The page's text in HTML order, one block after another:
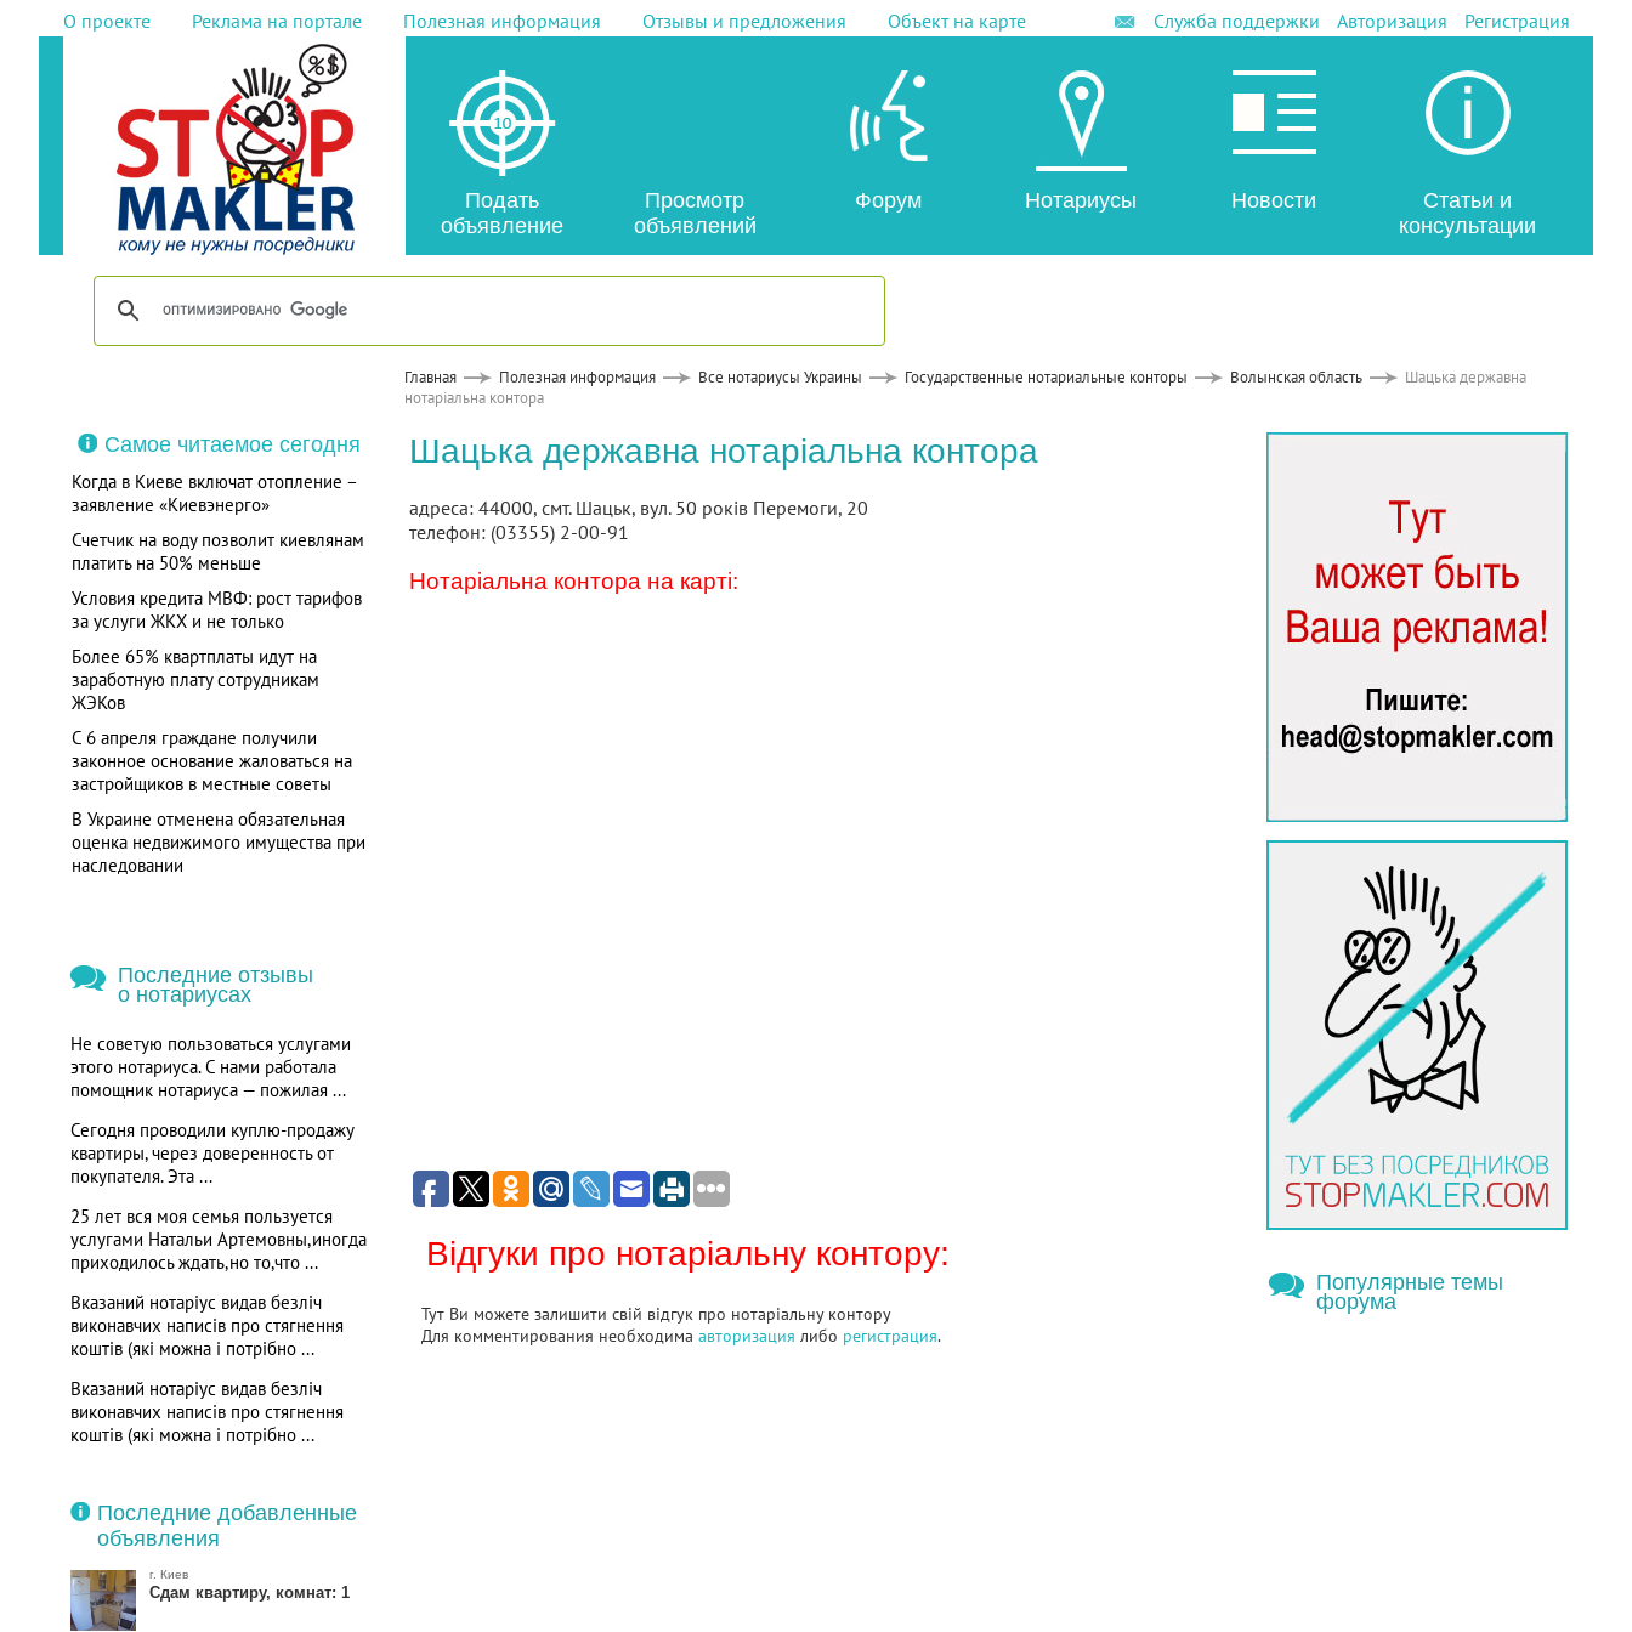
О проекте Реклама на портале Полезная информация Отзывы и предложения Объект на карте Служба поддержки Авторизация Регистрация
Подать
объявление
Просмотр
объявлений
Форум Нотариусы Новости
Статьи и
консультации
Главная Полезная информация Все нотариусы Украины Государственные нотариальные конторы Волынская область
Шацька державна
нотаріальна контора
Самое читаемое сегодня
Когда в Киеве включат отопление –
заявление «Киевэнерго»
Счетчик на воду позволит киевлянам
платить на 50% меньше
Условия кредита МВФ: рост тарифов
за услуги ЖКХ и не только
Более 65% квартплаты идут на
заработную плату сотрудникам
ЖЭКов
С 6 апреля граждане получили
законное основание жаловаться на
застройщиков в местные советы
В Украине отменена обязательная
оценка недвижимого имущества при
наследовании
Последние отзывы
о нотариусах
Не советую пользоваться услугами
этого нотариуса. С нами работала
помощник нотариуса — пожилая ...
Сегодня проводили куплю-продажу
квартиры, через доверенность от
покупателя. Эта ...
25 лет вся моя семья пользуется
услугами Натальи Артемовны,иногда
приходилось ждать,но то,что ...
Вказаний нотаріус видав безліч
виконавчих написів про стягнення
коштів (які можна і потрібно ...
Вказаний нотаріус видав безліч
виконавчих написів про стягнення
коштів (які можна і потрібно ...
Последние добавленные
объявления
г. Киев
Сдам квартиру, комнат: 1
Шацька державна нотаріальна контора
адреса: 44000, смт. Шацьк, вул. 50 років Перемоги, 20
телефон: (03355) 2-00-91
Нотаріальна контора на карті:
Відгуки про нотаріальну контору:
Тут Ви можете залишити свій відгук про нотаріальну контору
Для комментирования необходима авторизация либо регистрация.
Популярные темы
форума